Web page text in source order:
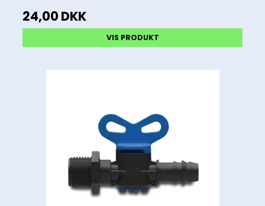
24,00 DKK
VIS PRODUKT